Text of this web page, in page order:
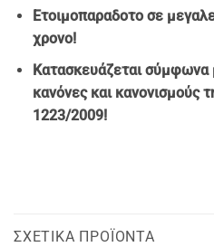
Ετοιμοπαραδοτο σε
χρονο!
Κατασκευάζεται σύμφωνα
κανόνες και κανονισμούς
1223/2009!
ΣΧΕΤΙΚΆ ΠΡΟΪΌΝΤΑ